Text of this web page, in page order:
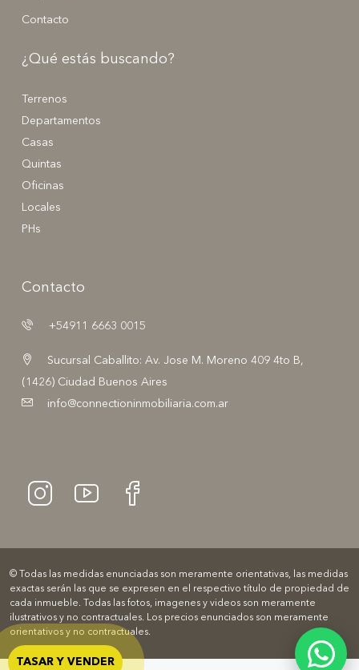
Contacto
¿Qué estás buscando?
Terrenos
Departamentos
Casas
Quintas
Oficinas
Locales
PHs
Contacto
+54911 6663 0015
Sucursal Caballito: Av. Jose M. Moreno 409 4to B,
(1426) Ciudad Buenos Aires
info@connectioninmobiliaria.com.ar
© Todas las medidas enunciadas son meramente orientativas, las medidas
exactas serán las que se expresen en el respectivo título de propiedad de
cada inmueble. Todas las fotos, imagenes y videos son meramente
ilustrativos y no contractuales. Los precios enunciados son meramente
orientativos y no contractuales.
TASAR Y VENDER